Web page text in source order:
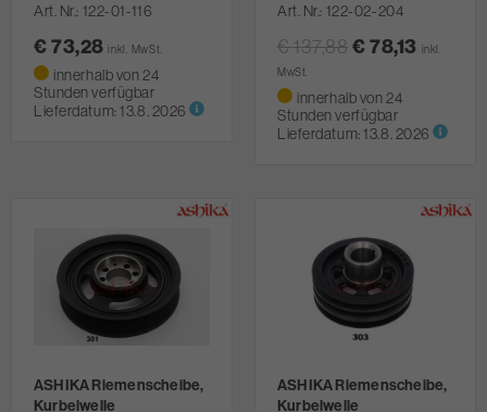
Art. Nr. 122-01-116
€ 73,28inkl. MwSt.
innerhalb von 24
Stunden verfügbar
Lieferdatum:13.8. 2026
Art. Nr. 122-02-204
€ 137,88€ 78,13 inkl.
MwSt.
innerhalb von 24
Stunden verfügbar
Lieferdatum:13.8. 2026
ASHIKA Riemenscheibe,
Kurbelwelle
ASHIKA Riemenscheibe,
Kurbelwelle